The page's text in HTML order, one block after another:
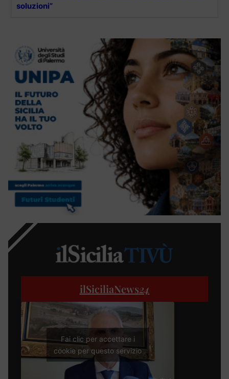
soluzioni”
ilSiciliaNews24
Fai clic per accettare i
cookie per questo servizio